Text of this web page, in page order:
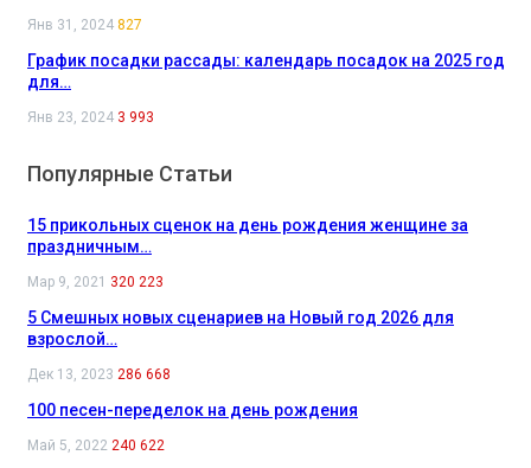
Янв 31, 2024 827
График посадки рассады: календарь посадок на 2025 год
для…
Янв 23, 2024 3 993
Популярные Статьи
15 прикольных сценок на день рождения женщине за
праздничным…
Мар 9, 2021 320 223
5 Смешных новых сценариев на Новый год 2026 для
взрослой…
Дек 13, 2023 286 668
100 песен-переделок на день рождения
Май 5, 2022 240 622